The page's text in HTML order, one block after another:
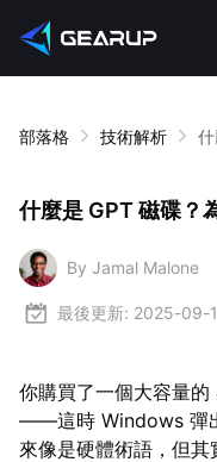
部落格 技術解析
什麼是 GPT 磁碟？
By Jamal Malone
最後更新: 2025-09-
你購買了一個大容量
——這時 Windows 彈
來像是硬體術語，但其